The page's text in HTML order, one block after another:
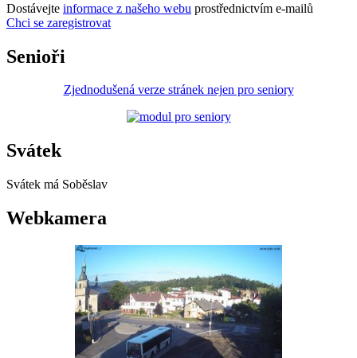
Dostávejte informace z našeho webu prostřednictvím e-mailů
Chci se zaregistrovat
Senioři
Zjednodušená verze stránek nejen pro seniory
Svátek
Svátek má Soběslav
Webkamera